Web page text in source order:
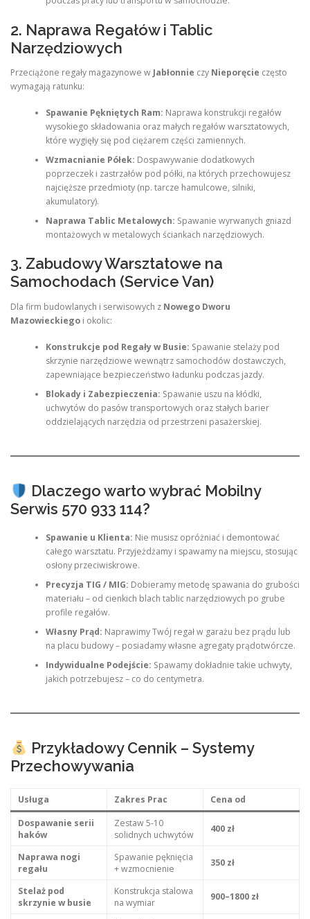
2. Naprawa Regałów i Tablic
Narzędziowych
Przeciążone regały magazynowe w Jabłonnie czy Nieporęcie często
wymagają ratunku:
Spawanie Pękniętych Ram: Naprawa konstrukcji regałów
wysokiego składowania oraz małych regałów warsztatowych,
które wygięły się pod ciężarem części zamiennych.
Wzmacnianie Półek: Dospawywanie dodatkowych
poprzeczek i zastrzałów pod półki, na których przechowujesz
najcięższe przedmioty (np. tarcze hamulcowe, silniki,
akumulatory).
Naprawa Tablic Metalowych: Spawanie wyrwanych gniazd
montażowych w metalowych ściankach narzędziowych.
3. Zabudowy Warsztatowe na
Samochodach (Service Van)
Dla firm budowlanych i serwisowych z Nowego Dworu
Mazowieckiego i okolic:
Konstrukcje pod Regały w Busie: Spawanie stelaży pod
skrzynie narzędziowe wewnątrz samochodów dostawczych,
zapewniające bezpieczeństwo ładunku podczas jazdy.
Blokady i Zabezpieczenia: Spawanie uszu na kłódki,
uchwytów do pasów transportowych oraz stałych barier
oddzielających narzędzia od przestrzeni pasażerskiej.
Dlaczego warto wybrać Mobilny
Serwis 570 933 114?
Spawanie u Klienta: Nie musisz opróżniać i demontować
całego warsztatu. Przyjeżdżamy i spawamy na miejscu, stosując
osłony przeciwiskrowe.
Precyzja TIG / MIG: Dobieramy metodę spawania do grubości
materiału – od cienkich blach tablic narzędziowych po grube
profile regałów.
Własny Prąd: Naprawimy Twój regał w garażu bez prądu lub
na placu budowy – posiadamy własne agregaty prądotwórcze.
Indywidualne Podejście: Spawamy dokładnie takie uchwyty,
jakich potrzebujesz – co do centymetra.
Przykładowy Cennik – Systemy
Przechowywania
Usługa Zakres Prac
Cena od
Dospawanie serii
haków
Zestaw 5-10
solidnych uchwytów
400 zł
Naprawa nogi
regału
Spawanie pęknięcia
+ wzmocnienie
350 zł
Stelaż pod
skrzynie w busie
Konstrukcja stalowa
na wymiar
900–1800 zł